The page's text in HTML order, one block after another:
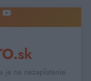
je na nezaplatenie